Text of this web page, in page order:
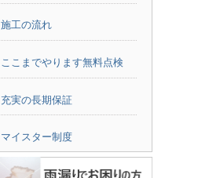
施工の流れ
ここまでやります無料点検
充実の長期保証
マイスター制度